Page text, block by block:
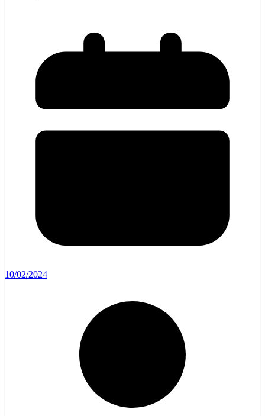
10/02/2024